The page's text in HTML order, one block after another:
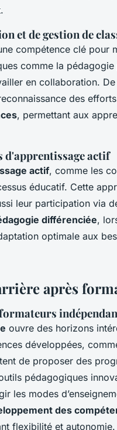
et de gestion de
compétence clé pour
comme la
en collaboration.
des
, permettant aux
d'apprentissage actif
actif, comme les
éducatif. Cette
leur participation via
différenciée,
optimale aux
après
ouvre des horizons
développées,
de proposer des
pédagogiques
les modes
des
flexibilité et autonomie.